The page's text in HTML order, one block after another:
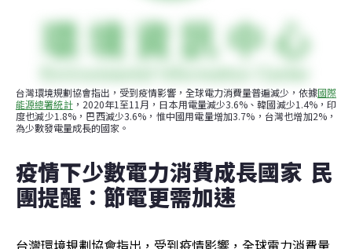
台灣環境規劃協會指出，受到疫情影響，全球電力消費量普遍減少，依據國際
能源總署統計，2020年1至11月，日本用電量減少3.6%、韓國減少1.4%，印
度也減少1.8%，巴西減少3.6%，惟中國用電量增加3.7%，台灣也增加2%，
為少數發電量成長的國家。
疫情下少數電力消費成長國家  民
團提醒：節電更需加速